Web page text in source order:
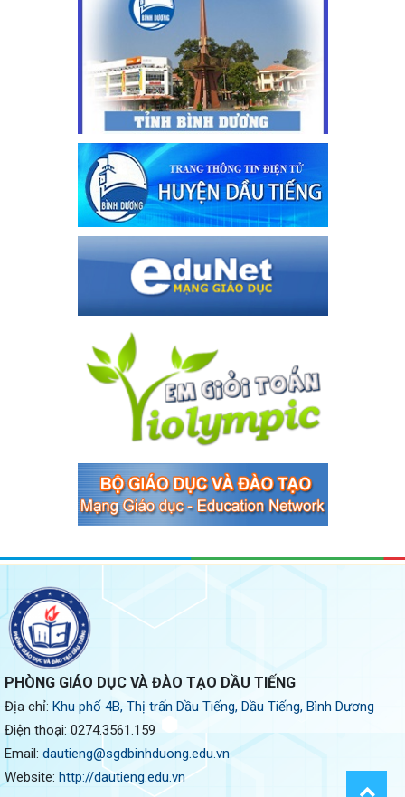
PHÒNG GIÁO DỤC VÀ ĐÀO TẠO DẦU TIẾNG
Địa chỉ: Khu phố 4B, Thị trấn Dầu Tiếng, Dầu Tiếng, Bình Dương
Điện thoại: 0274.3561.159
Email: dautieng@sgdbinhduong.edu.vn
Website: http://dautieng.edu.vn